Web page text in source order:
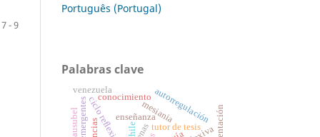
7 - 9
Português (Portugal)
Palabras clave
enseñanzamesiania
tutor de tesis
enas
conocimiento autorregulación
venezuela
chile